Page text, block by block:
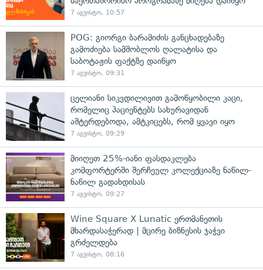
7 აგვისტო, 10:57
POG: გიორგი ბარამიძის განცხადებაზე
გამოძიება სამშობლოს ღალატისა და
საბოტაჟის ფაქტზე დაიწყო
7 აგვისტო, 09:31
ცელიანი სიკვდილივით გამოწყობილი კაცი,
რომელიც პაციენტებს სახურავიდან
აშტერდებოდა, ამტკიცებს, რომ ყვავი იყო
7 აგვისტო, 09:29
მიიღეთ 25%-იანი ფასდაკლება
კომფორტერში შერჩეულ კოლექციაზე ნაწილ-
ნაწილ გადახდისას
7 აგვისტო, 09:27
Wine Square X Lunatic ერთმანეთის
მხარდასაჭერად | მცირე ბიზნესის ჯაჭვი
გრძელდება
7 აგვისტო, 08:16